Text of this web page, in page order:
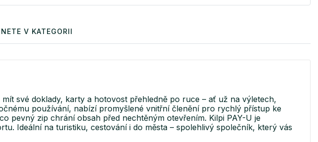
V KATEGORII
své doklady, karty a hotovost přehledně po ruce – ať už na výletech,
používání, nabízí promyšlené vnitřní členění pro rychlý přístup ke
pevný zip chrání obsah před nechtěným otevřením. Kilpi PAY-U je
Ideální na turistiku, cestování i do města – spolehlivý společník, který vás